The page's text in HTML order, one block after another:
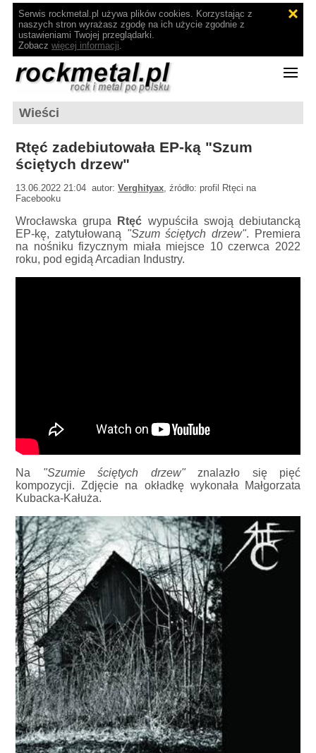
Serwis rockmetal.pl używa plików cookies. Korzystając z
naszych stron wyrażasz zgodę na ich użycie zgodnie z
ustawieniami Twojej przeglądarki.
Zobacz więcej informacji.
Wieści
Rtęć zadebiutowała EP-ką "Szum
ściętych drzew"
13.06.2022 21:04 autor:Verghityax, źródło: profil Rtęci na
Facebooku
Wrocławska grupa Rtęć wypuściła swoją debiutancką
EP-kę, zatytułowaną "Szum ściętych drzew". Premiera
na nośniku fizycznym miała miejsce 10 czerwca 2022
roku, pod egidą Arcadian Industry.
Na "Szumie ściętych drzew"znalazło się pięć
kompozycji. Zdjęcie na okładkę wykonała Małgorzata
Kubacka-Kałuża.